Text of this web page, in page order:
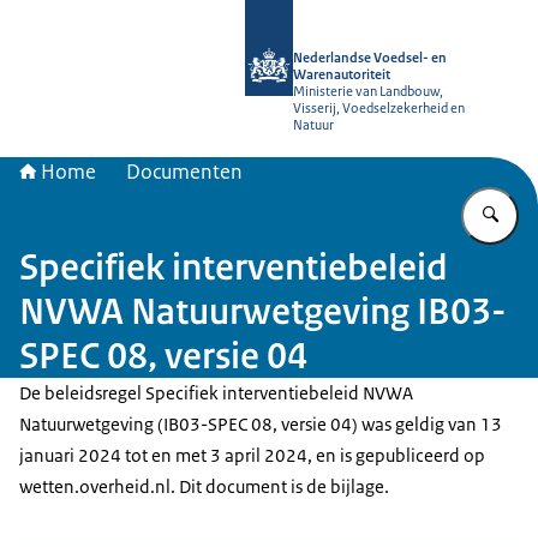
Nederlandse Voedsel- en
Warenautoriteit
Ministerie van Landbouw,
Visserij, Voedselzekerheid en
Natuur
Home Documenten
Specifiek interventiebeleid
NVWA Natuurwetgeving IB03-
SPEC 08, versie 04
De beleidsregel Specifiek interventiebeleid NVWA
Natuurwetgeving (IB03-SPEC 08, versie 04) was geldig van 13
januari 2024 tot en met 3 april 2024, en is gepubliceerd op
wetten.overheid.nl. Dit document is de bijlage.